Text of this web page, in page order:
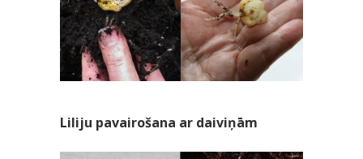
Liliju pavairošana ar daiviņām